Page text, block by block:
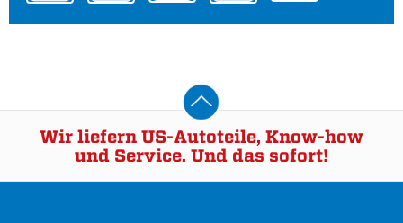
Wir liefern US-Autoteile, Know-how
und Service. Und das sofort!